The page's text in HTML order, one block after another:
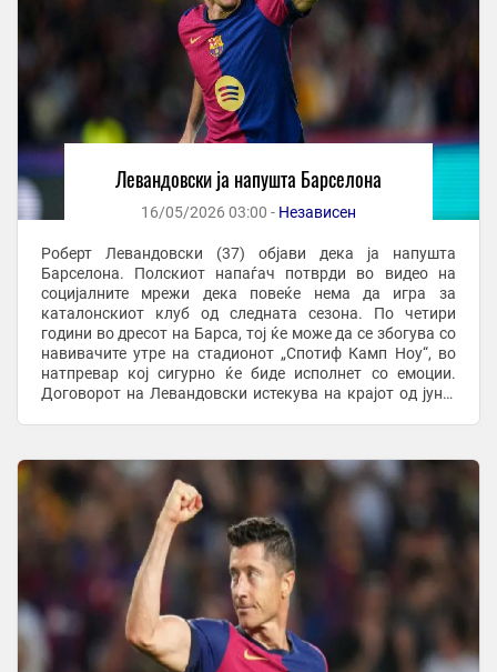
Левандовски ја напушта Барселона
16/05/2026 03:00 - Независен
Роберт Левандовски (37) објави дека ја напушта
Барселона. Полскиот напаѓач потврди во видео на
социјалните мрежи дека повеќе нема да игра за
каталонскиот клуб од следната сезона. По четири
години во дресот на Барса, тој ќе може да се збогува со
навивачите утре на стадионот „Спотиф Камп Ноу“, во
натпревар кој сигурно ќе биде исполнет со емоции.
Договорот на Левандовски истекува на крајот од јуни.